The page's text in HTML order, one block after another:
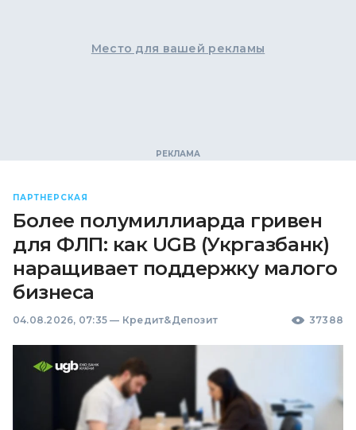
Место для вашей рекламы
ПАРТНЕРСКАЯ
Более полумиллиарда гривен
для ФЛП: как UGB (Укргазбанк)
наращивает поддержку малого
бизнеса
04.08.2026, 07:35 — Кредит&Депозит 37388